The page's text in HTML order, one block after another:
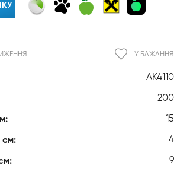
AK4110
200
15
см: 4
9
У БАЖАННЯ